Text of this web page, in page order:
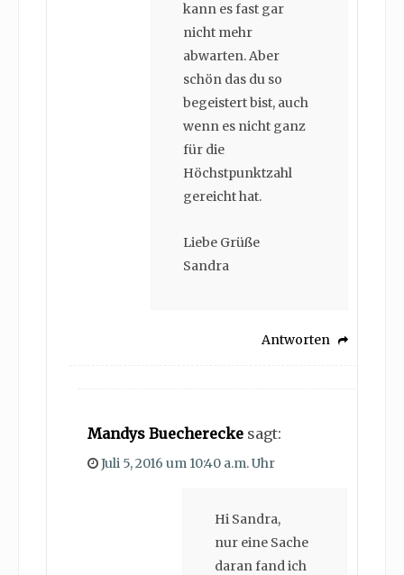
kann es fast gar
nicht mehr
abwarten. Aber
schön das du so
begeistert bist, auch
wenn es nicht ganz
für die
Höchstpunktzahl
gereicht hat.
Liebe Grüße
Sandra
Antworten
Mandys Buecherecke sagt:
Juli 5, 2016 um 10:40 a.m. Uhr
Hi Sandra,
nur eine Sache
daran fand ich